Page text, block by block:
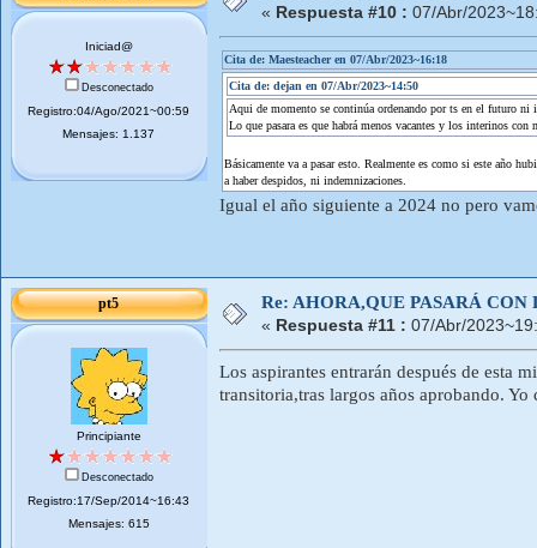
Iniciad@
Desconectado
Registro:04/Ago/2021~00:59
Mensajes: 1.137
« Respuesta #10 : 07/Abr/
Cita de: Maesteacher en 07/Abr/2023~16:18
Cita de: dejan en 07/Abr/2023~14:50
Aqui de momento se continúa ordenando por ts en el futuro ni
Lo que pasara es que habrá menos vacantes y los interinos
Básicamente va a pasar esto. Realmente es como si este año
a haber despidos, ni indemnizaciones.
Igual el año siguiente a 2024 no pero
pt5
Principiante
Desconectado
Registro:17/Sep/2014~16:43
Mensajes: 615
Re: AHORA,QUE PASARÁ
« Respuesta #11 : 07/Abr/
Los aspirantes entrarán después de esta
transitoria,tras largos años aprobando.